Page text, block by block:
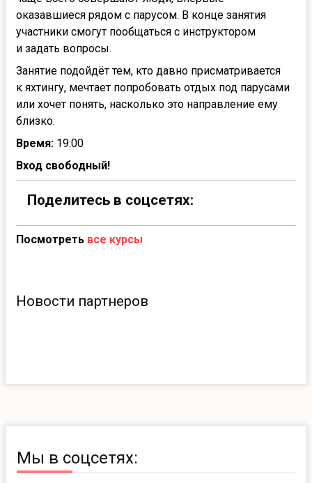
оказавшиеся рядом с парусом. В конце занятия
участники смогут пообщаться с инструктором
и задать вопросы.
Занятие подойдёт тем, кто давно присматривается
к яхтингу, мечтает попробовать отдых под парусами
или хочет понять, насколько это направление ему
близко.
Время: 19:00
Вход свободный!
Поделитесь в соцсетях:
Посмотреть все курсы
Новости партнеров
Мы в соцсетях: